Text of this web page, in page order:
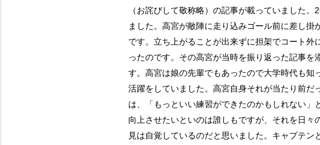
（お詫びして敬称略）の記事が載っていました
ました。高宮が敵陣に走り込みゴール前に差し
です。立ち上がることが出来ずに担架でコート
ったのです。その高宮が当時を振り返った記事
す。高宮は娘の先輩でもあったので大学時代も
活躍をしていました。高宮自身それが当たり前
は、「もっといい練習ができたのかもしれない
向上させたいといのは誰しもですが、それを日
見は自覚しているのだと思いました。キャプテ